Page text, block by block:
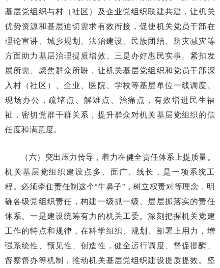
基层党组织与村（社区）及企业党组织联建共建，让机关
优势资源和基层迫切需求有效衔接，促使机关党员干部在
理论宣讲、城乡规划、法治建设、民族团结、防灾减灾等
方面助力基层治理提质增效。三是办好惠民实事。紧扣发
展所需、聚焦群众所盼，让机关基层党组织和党员干部深
入村（社区）、企业、医院、学校等基层单位一线调度、
现场办公，疏堵点、解难点、治痛点，有效增进民生福
祉，密切党群干群关系，提升群众对机关基层党组织的信
任度和满意度。
（六）突出压力传导，着力在健全责任体系上提质量。
机关基层党组织建设点多、面广、线长，是一项系统工
程。必须牵住责任制这个“牛鼻子”，树立权责对等理念，明
确各级党组织责任，构建一级抓一级、层层抓落实的责任
体系。一是建设统筹有力的机关工委。深刻把握机关党建
工作的特点和规律，在科学组织、规划、部署上用力，增
强系统性、预见性、创造性，健全运行调度、督促提醒、
督察督办等机制，推动机关基层党组织建设提质提效。坚